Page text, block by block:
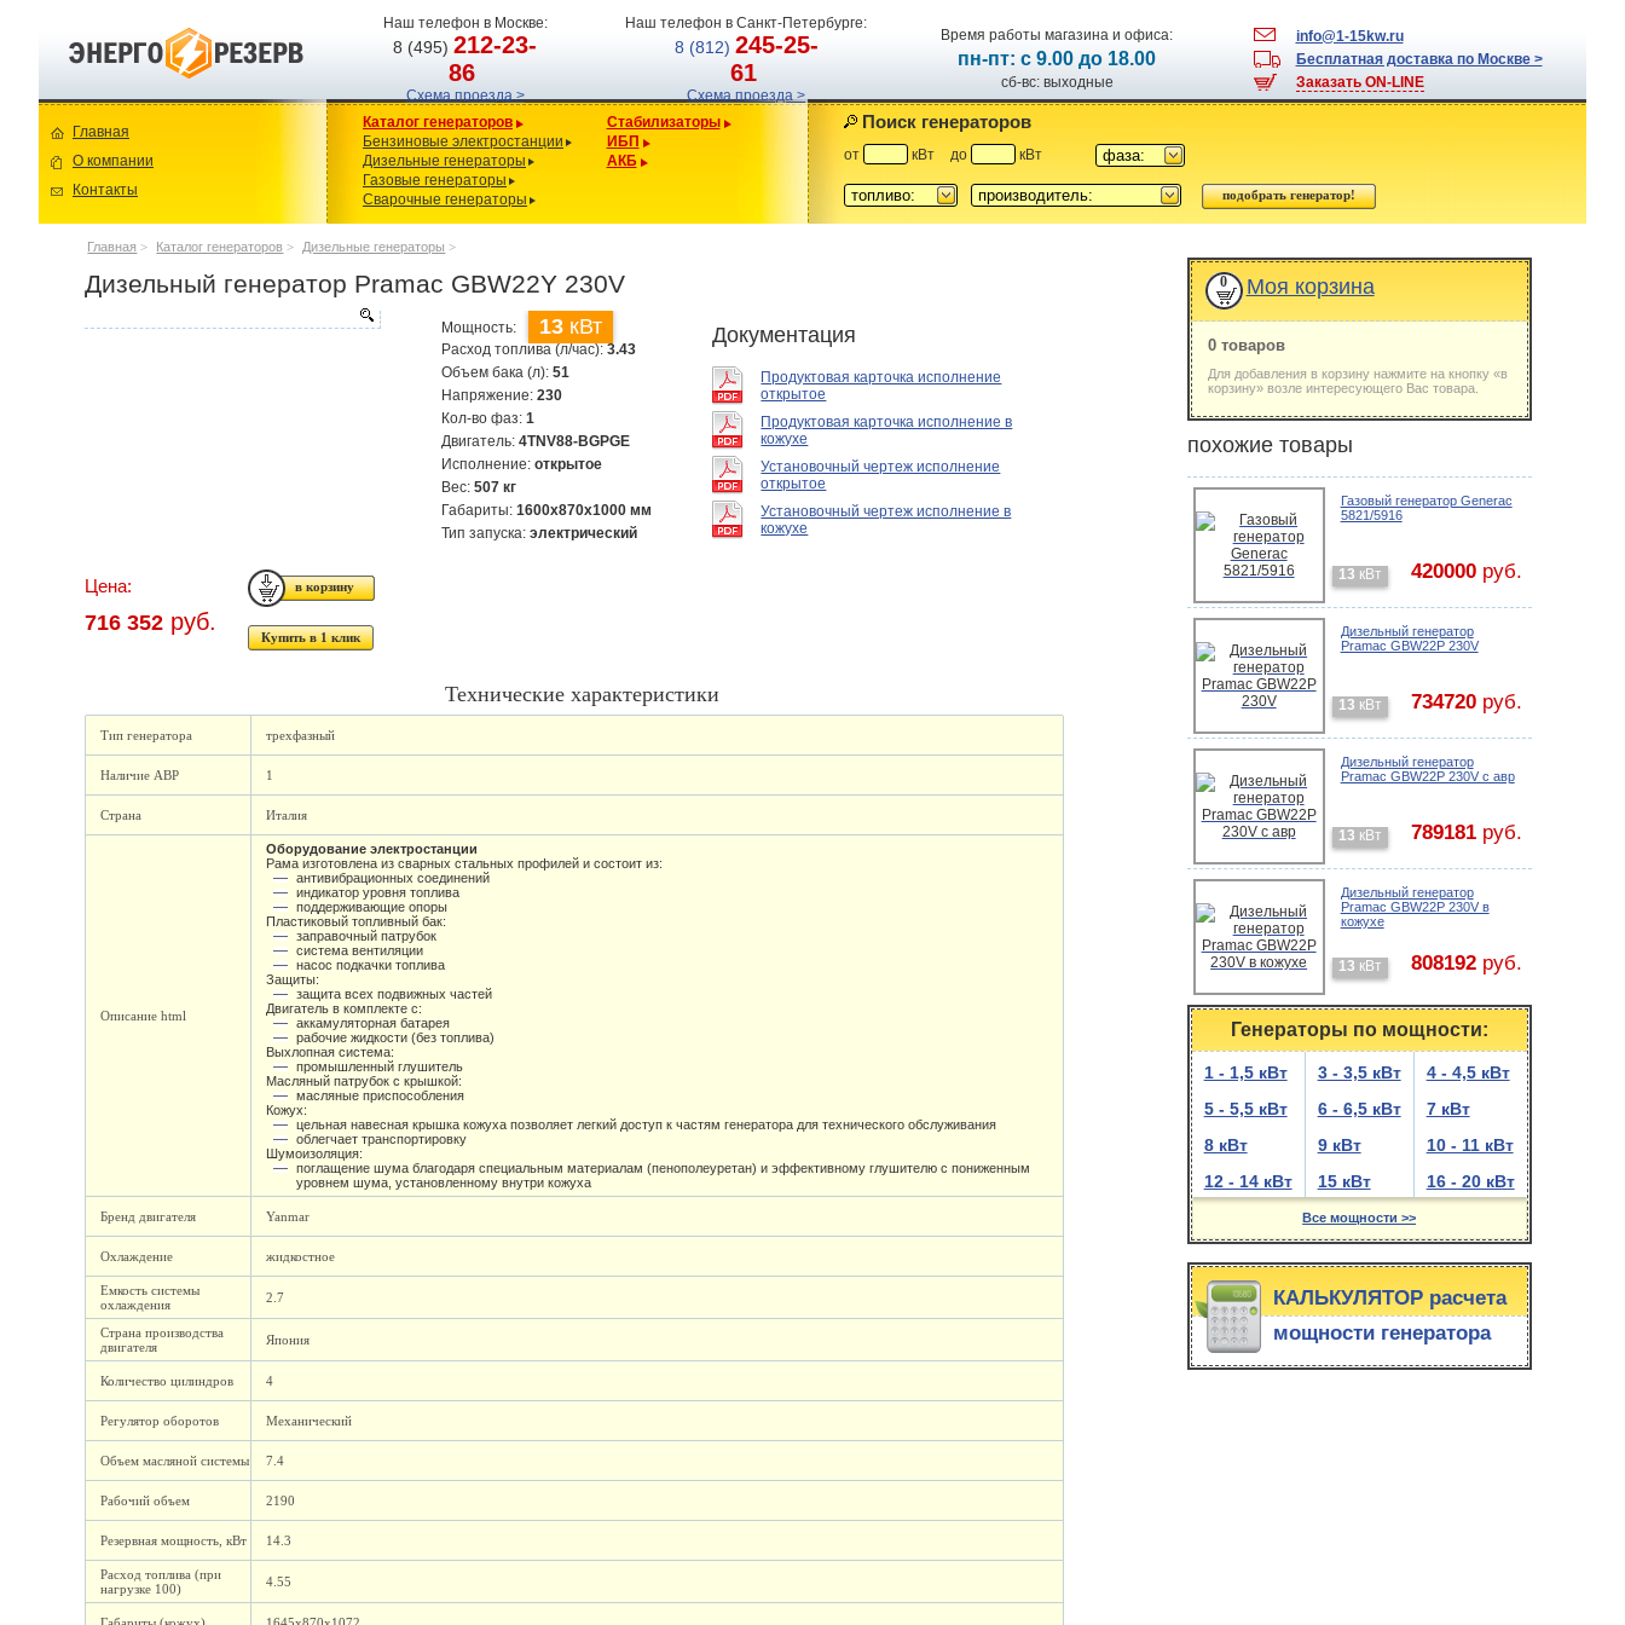
Наш телефон в Москве:
8 (495)212-23-
86
Схема проезда >
Наш телефон в Санкт-Петербурге:
8 (812) 245-25-
61
Схема проезда >
Время работы магазина и офиса:
пн-пт: с 9.00 до 18.00
сб-вс: выходные
info@1-15kw.ru
Бесплатная доставка по Москве >
Заказать ON-LINE
Главная
О компании
Контакты
Каталог генераторов
Бензиновые электростанции
Дизельные генераторы
Газовые генераторы
Сварочные генераторы
Стабилизаторы
ИБП
АКБ
Поиск генераторов
от кВт до кВт фаза:
топливо: производитель:
Главная > Каталог генераторов > Дизельные генераторы >
Дизельный генератор Pramac GBW22Y 230V
Мощность: 13 кВт
Расход топлива (л/час):3.43
Объем бака (л):51
Напряжение:230
Кол-во фаз:1
Двигатель:4TNV88-BGPGE
Исполнение:открытое
Вес:507 кг
Габариты:1600х870х1000 мм
Тип запуска:электрический
Документация
Продуктовая карточка исполнение
открытое
Продуктовая карточка исполнение в
кожухе
Установочный чертеж исполнение
открытое
Установочный чертеж исполнение в
кожухе
Цена:
716 352 руб.
Купить в 1 клик
Технические характеристики
Тип генератора трехфазный
Наличие АВР 1
Страна Италия
Описание html
Оборудование электростанции
Рама изготовлена из сварных стальных профилей и состоит из:
антивибрационных соединений
индикатор уровня топлива
поддерживающие опоры
Пластиковый топливный бак:
заправочный патрубок
система вентиляции
насос подкачки топлива
Защиты:
защита всех подвижных частей
Двигатель в комплекте с:
аккамуляторная батарея
рабочие жидкости (без топлива)
Выхлопная система:
промышленный глушитель
Масляный патрубок с крышкой:
масляные приспособления
Кожух:
цельная навесная крышка кожуха позволяет легкий доступ к частям генератора для технического обслуживания
облегчает транспортировку
Шумоизоляция:
поглащение шума благодаря специальным материалам (пенополеуретан) и эффективному глушителю с пониженным
уровнем шума, установленному внутри кожуха
Бренд двигателя Yanmar
Охлаждение жидкостное
Емкость системы
охлаждения
2.7
Страна производства
двигателя
Япония
Количество цилиндров 4
Регулятор оборотов Механический
Объем масляной системы 7.4
Рабочий объем 2190
Резервная мощность, кВт 14.3
Расход топлива (при
нагрузке 100)
4.55
0 Моя корзина
0 товаров
Для добавления в корзину нажмите на кнопку «в
корзину» возле интересующего Вас товара.
похожие товары
Газовый генератор Generac
5821/5916
13 кВт 420000руб.
Дизельный генератор
Pramac GBW22P 230V
13 кВт 734720руб.
Дизельный генератор
Pramac GBW22P 230V с авр
13 кВт 789181руб.
Дизельный генератор
Pramac GBW22P 230V в
кожухе
13 кВт 808192руб.
Генераторы по мощности:
1 - 1,5 кВт 3 - 3,5 кВт
4 - 4,5 кВт
5 - 5,5 кВт
6 - 6,5 кВт
7 кВт
8 кВт
9 кВт
10 - 11 кВт
12 - 14 кВт
15 кВт 16 - 20 кВт
Все мощности >>
КАЛЬКУЛЯТОР расчета
мощности генератора